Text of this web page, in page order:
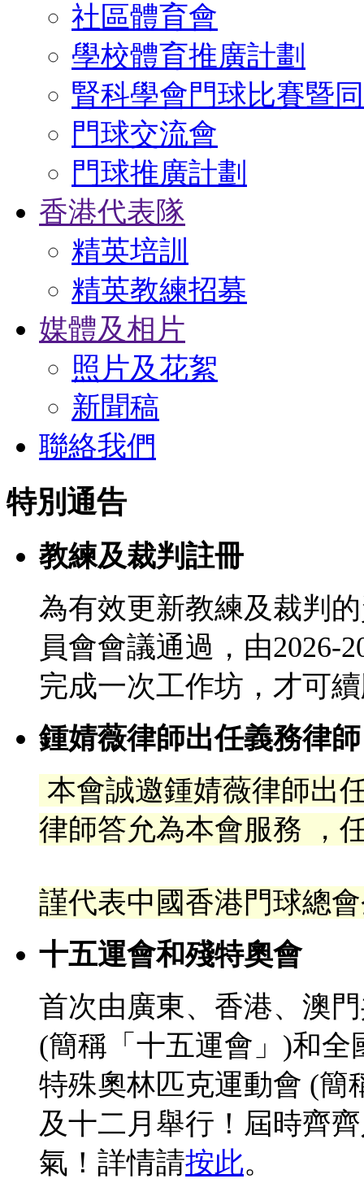
社區體育會
學校體育推廣計劃
腎科學會門球比賽暨
門球交流會
門球推廣計劃
香港代表隊
精英培訓
精英教練招募
媒體及相片
照片及花絮
新聞稿
聯絡我們
特別通告
教練及裁判註冊
為有效更新教練及裁判
員會會議通過，由2026-
完成一次工作坊，才可
鍾婧薇律師出任義務律師
本會誠邀鍾婧薇律師出
律師答允為本會服務 ，
謹代表中國香港門球總
十五運會和殘特奧會
首次由廣東、香港、澳
(簡稱「十五運會」)和
特殊奧林匹克運動會 (簡
及十二月舉行！屆時齊
氣！詳情請按此。